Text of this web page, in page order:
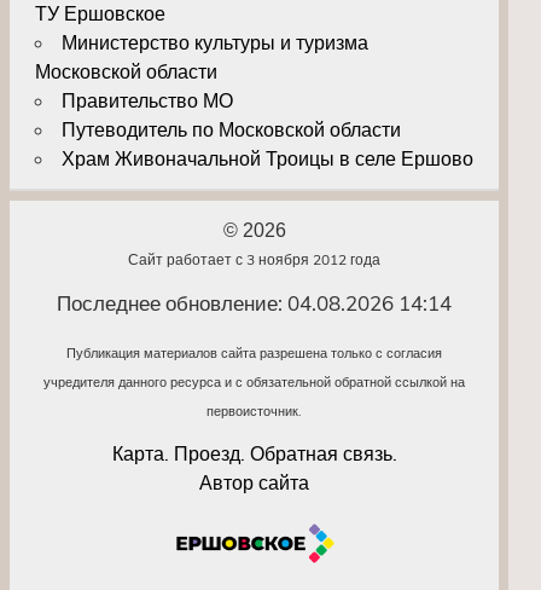
ТУ Ершовское
Министерство культуры и туризма
Московской области
Правительство МО
Путеводитель по Московской области
Храм Живоначальной Троицы в селе Ершово
© 2026
Сайт работает с 3 ноября 2012 года
Последнее обновление: 04.08.2026 14:14
Публикация материалов сайта разрешена только с согласия
учредителя данного ресурса и с обязательной обратной ссылкой на
первоисточник.
Карта. Проезд. Обратная связь.
Автор сайта